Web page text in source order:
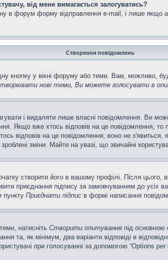
від мене вимагається залогуватись?
в форум форму відправлення e-mail, і лише якщо
Створення повідомлень
кнопку у вікні форуму або теми. Вам, можливо,
нові теми, Ви можете голосувати в
і видаляти лише власні повідомлення. Ви
Якщо вже хтось відповів на це повідомлення, то
відповів на це повідомлення; воно не
зміни. Майте на увазі, що звичайні
створити його в вашому профілі. Після цього,
приєднання підпису за замовчуванням до усіх
пункту Приєднати підпис в формі написання
натисніть Створити опитування під
та, як мінімум, два варіанти відповіді в
при голосуванні за допомогою